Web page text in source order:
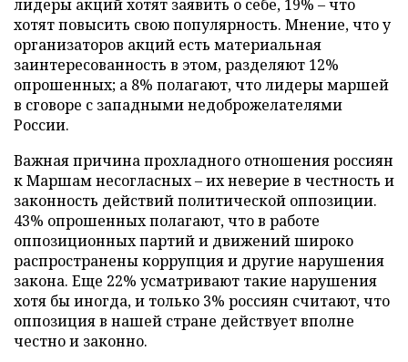
лидеры акций хотят заявить о себе, 19% – что
хотят повысить свою популярность. Мнение, что у
организаторов акций есть материальная
заинтересованность в этом, разделяют 12%
опрошенных; а 8% полагают, что лидеры маршей
в сговоре с западными недоброжелателями
России.
Важная причина прохладного отношения россиян
к Маршам несогласных – их неверие в честность и
законность действий политической оппозиции.
43% опрошенных полагают, что в работе
оппозиционных партий и движений широко
распространены коррупция и другие нарушения
закона. Еще 22% усматривают такие нарушения
хотя бы иногда, и только 3% россиян считают, что
оппозиция в нашей стране действует вполне
честно и законно.